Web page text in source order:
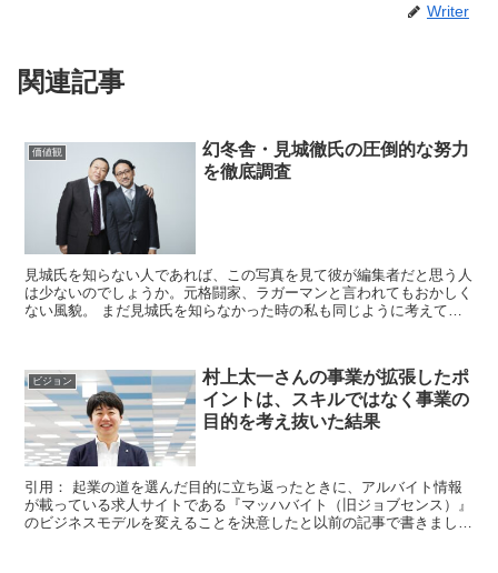
Writer
関連記事
価値観
幻冬舎・見城徹氏の圧倒的な努力
を徹底調査
見城氏を知らない人であれば、この写真を見て彼が編集者だと思う人
は少ないのでしょうか。元格闘家、ラガーマンと言われてもおかしく
ない風貌。 まだ見城氏を知らなかった時の私も同じように考えてい
ビジョン
村上太一さんの事業が拡張したポ
イントは、スキルではなく事業の
目的を考え抜いた結果
引用： 起業の道を選んだ目的に立ち返ったときに、アルバイト情報
が載っている求人サイトである『マッハバイト（旧ジョブセンス）』
のビジネスモデルを変えることを決意したと以前の記事で書きまし